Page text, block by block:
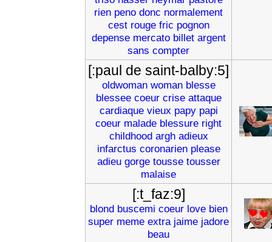
rien peno donc normalement
cest rouge fric pognon
depense mercato billet argent
sans compter
[:paul de saint-balby:5]
oldwoman woman blesse
blessee coeur crise attaque
cardiaque vieux papy papi
coeur malade blessure right
childhood argh adieux
infarctus coronarien please
adieu gorge tousse tousser
malaise
[:t_faz:9]
blond buscemi coeur love bien
super meme extra jaime jadore
beau